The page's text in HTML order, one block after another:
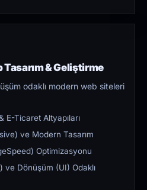
Tasarım & Geliştirme
odaklı modern web siteleri
E-Ticaret Altyapıları
ve Modern Tasarım
Optimizasyonu
ve Dönüşüm (UI) Odaklı